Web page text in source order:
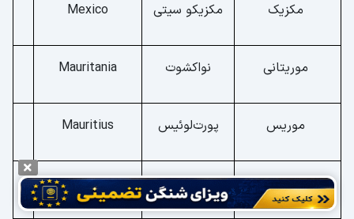
مکزیک مکزیکو سیتی Mexico
موریتانی نواکشوت Mauritania
موریس پورت‌لوئیس Mauritius
موزامبیک ماپوتو Mozambique